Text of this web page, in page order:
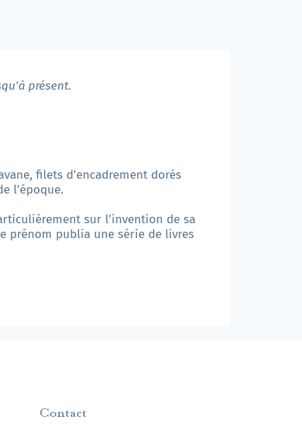
présent.
filets d'encadrement dorés
l'époque.
sur l'invention de sa
prénom publia une série de livres
Contact